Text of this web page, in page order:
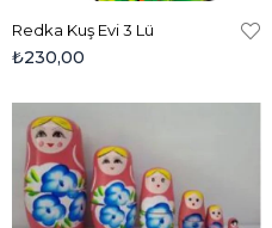
Redka Kuş Evi 3 Lü
₺230,00